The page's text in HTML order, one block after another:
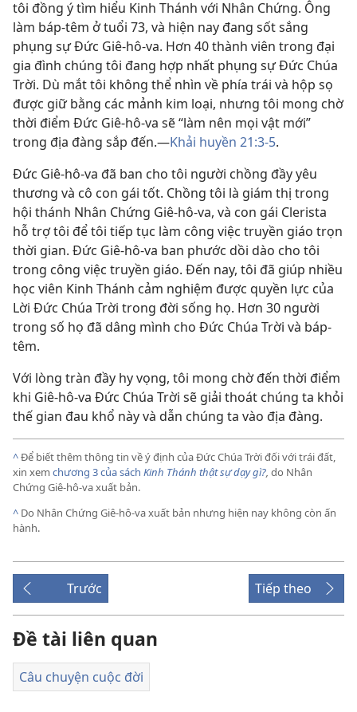
tôi đồng ý tìm hiểu Kinh Thánh với Nhân Chứng. Ông
làm báp-têm ở tuổi 73, và hiện nay đang sốt sắng
phụng sự Đức Giê-hô-va. Hơn 40 thành viên trong đại
gia đình chúng tôi đang hợp nhất phụng sự Đức Chúa
Trời. Dù mắt tôi không thể nhìn về phía trái và hộp sọ
được giữ bằng các mảnh kim loại, nhưng tôi mong chờ
thời điểm Đức Giê-hô-va sẽ “làm nên mọi vật mới”
trong địa đàng sắp đến.—Khải huyền 21:3-5.
Đức Giê-hô-va đã ban cho tôi người chồng đầy yêu
thương và cô con gái tốt. Chồng tôi là giám thị trong
hội thánh Nhân Chứng Giê-hô-va, và con gái Clerista
hỗ trợ tôi để tôi tiếp tục làm công việc truyền giáo trọn
thời gian. Đức Giê-hô-va ban phước dồi dào cho tôi
trong công việc truyền giáo. Đến nay, tôi đã giúp nhiều
học viên Kinh Thánh cảm nghiệm được quyền lực của
Lời Đức Chúa Trời trong đời sống họ. Hơn 30 người
trong số họ đã dâng mình cho Đức Chúa Trời và báp-
têm.
Với lòng tràn đầy hy vọng, tôi mong chờ đến thời điểm
khi Giê-hô-va Đức Chúa Trời sẽ giải thoát chúng ta khỏi
thế gian đau khổ này và dẫn chúng ta vào địa đàng.
^Để biết thêm thông tin về ý định của Đức Chúa Trời đối với trái đất,
xin xem chương 3 của sách Kinh Thánh thật sự dạy gì?, do Nhân
Chứng Giê-hô-va xuất bản.
^ Do Nhân Chứng Giê-hô-va xuất bản nhưng hiện nay không còn ấn
hành.
Trước Tiếp theo
Đề tài liên quan
Câu chuyện cuộc đời